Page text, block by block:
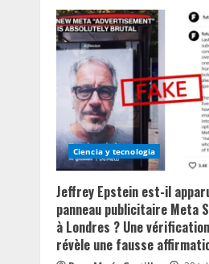
Ciencia y tecnologia
Jeffrey Epstein est-il
panneau publicitaire Meta
à Londres ? Une
révèle une fausse